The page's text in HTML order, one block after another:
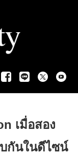
เมื่อสอง
กันในดีไซน์